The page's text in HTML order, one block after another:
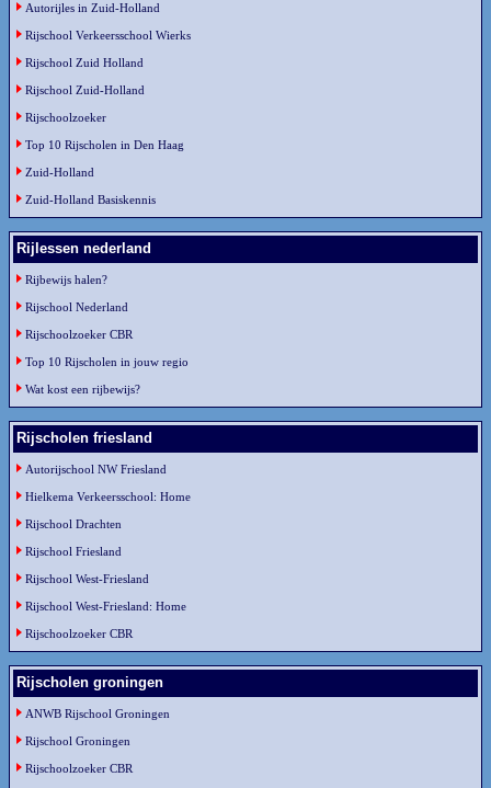
Autorijles in Zuid-Holland
Rijschool Verkeersschool Wierks
Rijschool Zuid Holland
Rijschool Zuid-Holland
Rijschoolzoeker
Top 10 Rijscholen in Den Haag
Zuid-Holland
Zuid-Holland Basiskennis
Rijlessen nederland
Rijbewijs halen?
Rijschool Nederland
Rijschoolzoeker CBR
Top 10 Rijscholen in jouw regio
Wat kost een rijbewijs?
Rijscholen friesland
Autorijschool NW Friesland
Hielkema Verkeersschool: Home
Rijschool Drachten
Rijschool Friesland
Rijschool West-Friesland
Rijschool West-Friesland: Home
Rijschoolzoeker CBR
Rijscholen groningen
ANWB Rijschool Groningen
Rijschool Groningen
Rijschoolzoeker CBR